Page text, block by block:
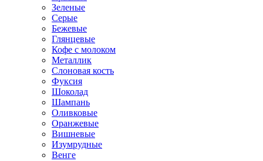
Зеленые
Серые
Бежевые
Глянцевые
Кофе с молоком
Металлик
Слоновая кость
Фуксия
Шоколад
Шампань
Оливковые
Оранжевые
Вишневые
Изумрудные
Венге